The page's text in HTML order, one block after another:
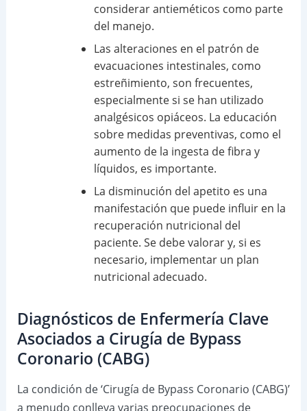
considerar antieméticos como parte
del manejo.
Las alteraciones en el patrón de
evacuaciones intestinales, como
estreñimiento, son frecuentes,
especialmente si se han utilizado
analgésicos opiáceos. La educación
sobre medidas preventivas, como el
aumento de la ingesta de fibra y
líquidos, es importante.
La disminución del apetito es una
manifestación que puede influir en la
recuperación nutricional del
paciente. Se debe valorar y, si es
necesario, implementar un plan
nutricional adecuado.
Diagnósticos de Enfermería Clave
Asociados a Cirugía de Bypass
Coronario (CABG)
La condición de ‘Cirugía de Bypass Coronario (CABG)’
a menudo conlleva varias preocupaciones de